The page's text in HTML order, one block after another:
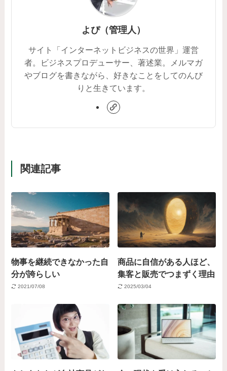
よぴ（管理人）
サイト「インターネットビジネスの世界」運営
者。ビジネスプロデューサー、著述業。メルマガ
やブログを書きながら、好きなことをしてのんび
りと生きています。
関連記事
物事を継続できなかった自
分が誇らしい
2021/07/08
商品に自信がある人ほど、
集客と販売でつまずく理由
2025/03/04